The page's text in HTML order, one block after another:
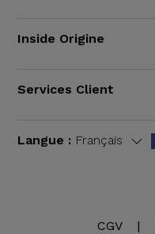
Inside Origine
Services Client
Langue : Français
CGV |